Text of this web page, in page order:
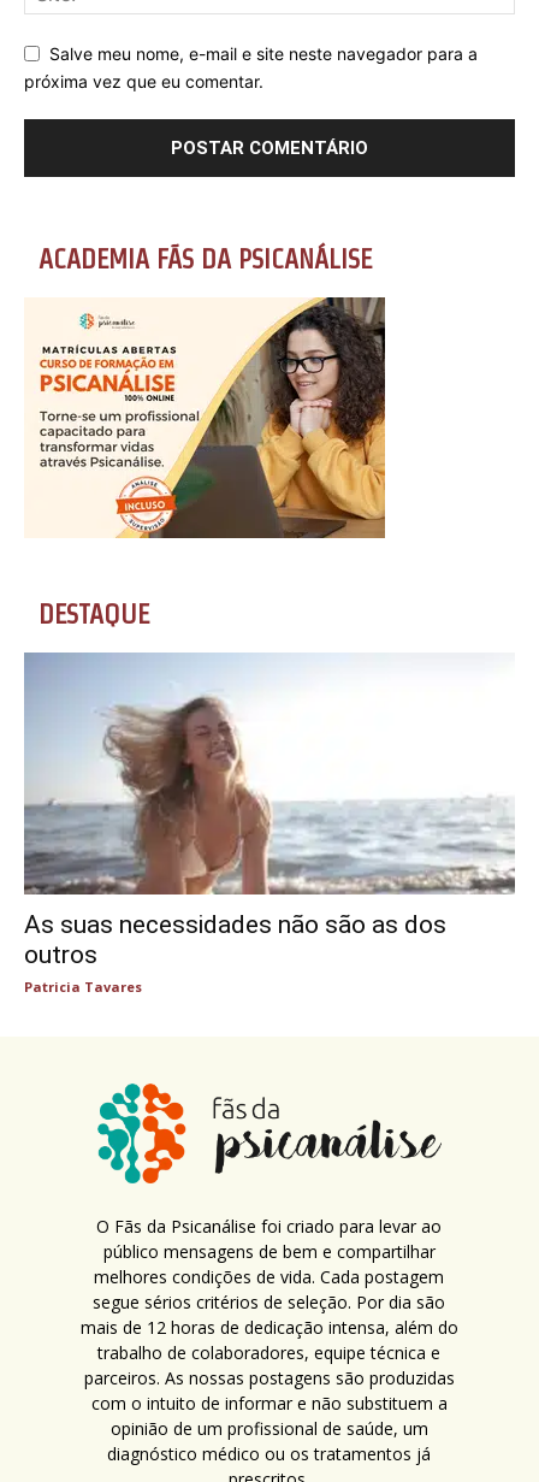
Salve meu nome, e-mail e site neste navegador para a
próxima vez que eu comentar.
ACADEMIA FÃS DA PSICANÁLISE
DESTAQUE
As suas necessidades não são as dos
outros
Patricia Tavares
O Fãs da Psicanálise foi criado para levar ao
público mensagens de bem e compartilhar
melhores condições de vida. Cada postagem
segue sérios critérios de seleção. Por dia são
mais de 12 horas de dedicação intensa, além do
trabalho de colaboradores, equipe técnica e
parceiros. As nossas postagens são produzidas
com o intuito de informar e não substituem a
opinião de um profissional de saúde, um
diagnóstico médico ou os tratamentos já